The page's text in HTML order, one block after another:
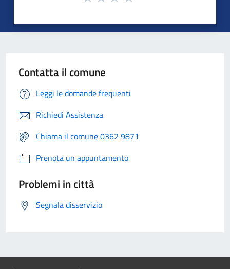
Contatta il comune
Leggi le domande frequenti
Richiedi Assistenza
Chiama il comune 0362 9871
Prenota un appuntamento
Problemi in città
Segnala disservizio